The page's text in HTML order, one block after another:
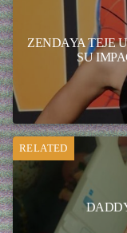
ZENDAYA TEJE
SU
RELATED